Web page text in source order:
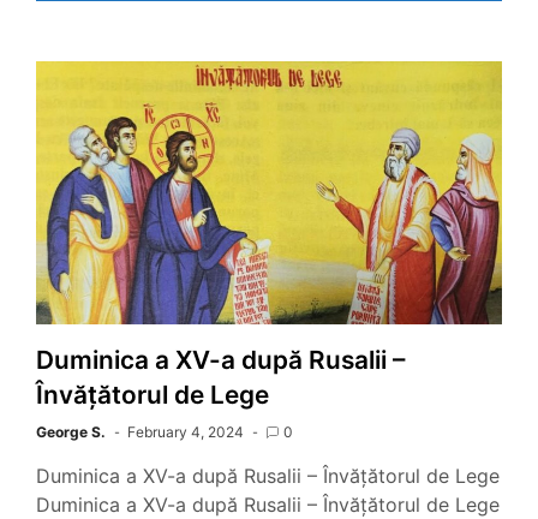
Duminica a XV-a după Rusalii –
Învățătorul de Lege
George S. February 4, 2024 0
Duminica a XV-a după Rusalii – Învățătorul de Lege
Duminica a XV-a după Rusalii – Învățătorul de Lege